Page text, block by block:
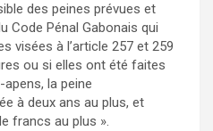
des peines prévues et
Code Pénal Gabonais qui
visées à l’article 257 et 259
ou si elles ont été faites
la peine
à deux ans au plus, et
francs au plus ».